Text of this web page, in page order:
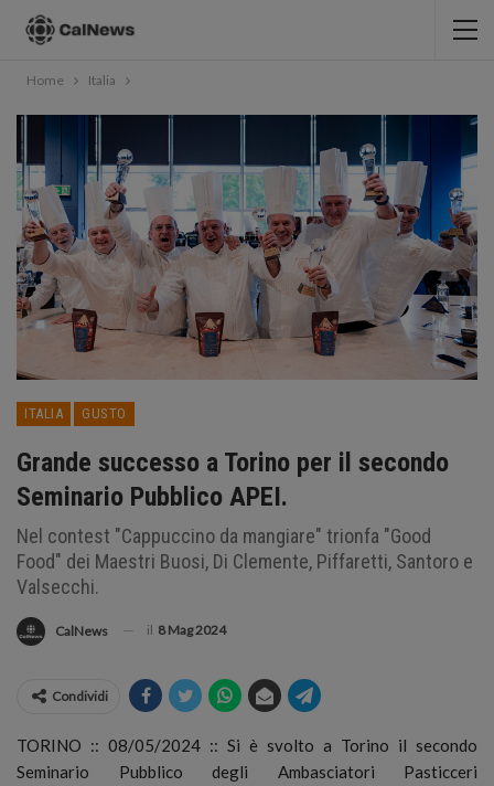
Home Italia
ITALIA GUSTO
Grande successo a Torino per il secondo
Seminario Pubblico APEI.
Nel contest "Cappuccino da mangiare" trionfa "Good
Food" dei Maestri Buosi, Di Clemente, Piffaretti, Santoro e
Valsecchi.
CalNews il 8 Mag 2024
Condividi
TORINO :: 08/05/2024 :: Si è svolto a Torino il secondo
Seminario Pubblico degli Ambasciatori Pasticceri